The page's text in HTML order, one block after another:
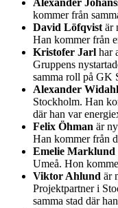
Alexander
kommer från
David Löfqvist är
Han kommer från
Kristofer Jarl har
Gruppens
samma roll på GK
Alexander Widahl
Stockholm. Han
där han var
Felix Öhman är
Han kommer från
Emelie Marklund
Umeå. Hon
Viktor Ahlund är
Projektpartner i
samma stad där